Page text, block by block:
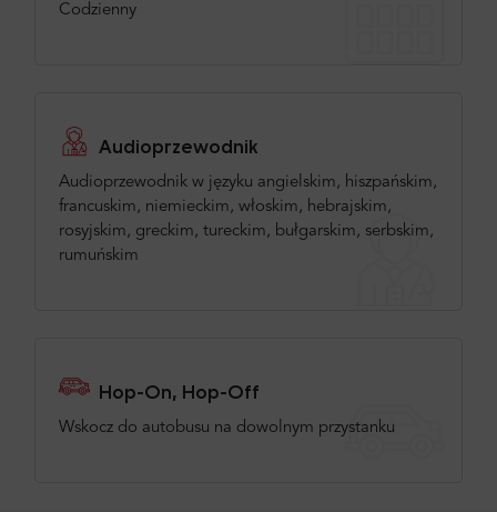
Codzienny
Audioprzewodnik
Audioprzewodnik w języku angielskim, hiszpańskim,
francuskim, niemieckim, włoskim, hebrajskim,
rosyjskim, greckim, tureckim, bułgarskim, serbskim,
rumuńskim
Hop-On, Hop-Off
Wskocz do autobusu na dowolnym przystanku